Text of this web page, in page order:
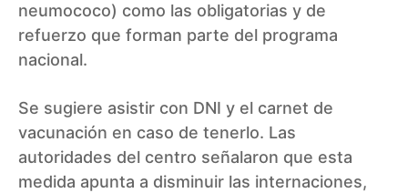
neumococo) como las obligatorias y de
refuerzo que forman parte del programa
nacional.
Se sugiere asistir con DNI y el carnet de
vacunación en caso de tenerlo. Las
autoridades del centro señalaron que esta
medida apunta a disminuir las internaciones,